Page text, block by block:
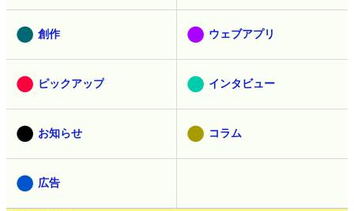
創作 ウェブアプリ
ピックアップ インタビュー
お知らせ コラム
広告